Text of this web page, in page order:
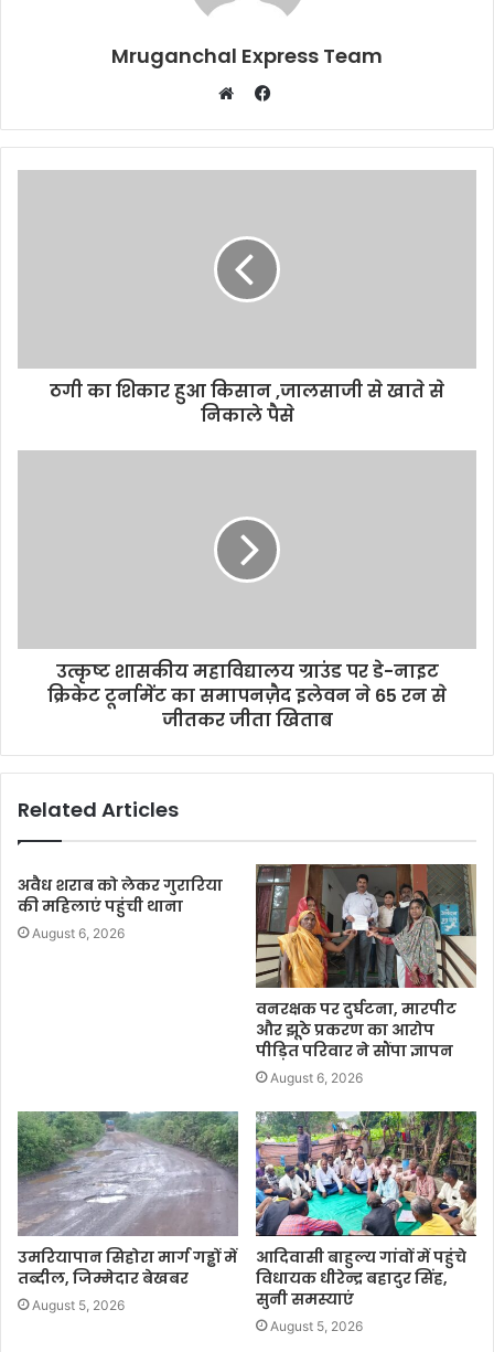
Mruganchal Express Team
Facebook
ठगी का शिकार हुआ किसान ,जालसाजी से खाते से
निकाले पैसे
उत्कृष्ट शासकीय महाविद्यालय ग्राउंड पर डे-नाइट
क्रिकेट टूर्नामेंट का समापनज़ैद इलेवन ने 65 रन से
जीतकर जीता खिताब
Related Articles
अवैध शराब को लेकर गुरारिया
की महिलाएं पहुंची थाना
August 6, 2026
वनरक्षक पर दुर्घटना, मारपीट
और झूठे प्रकरण का आरोप
पीड़ित परिवार ने सौंपा ज्ञापन
August 6, 2026
उमरियापान सिहोरा मार्ग गड्ढों में
तब्दील, जिम्मेदार बेखबर
August 5, 2026
आदिवासी बाहुल्य गांवों में पहुंचे
विधायक धीरेन्द्र बहादुर सिंह,
सुनी समस्याएं
August 5, 2026